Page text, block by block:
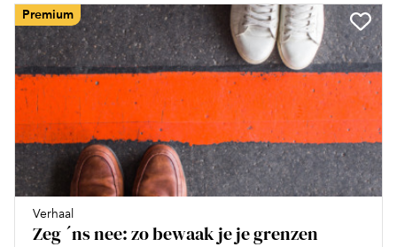
Premium
Verhaal
Zeg ´ns nee: zo bewaak je je grenzen